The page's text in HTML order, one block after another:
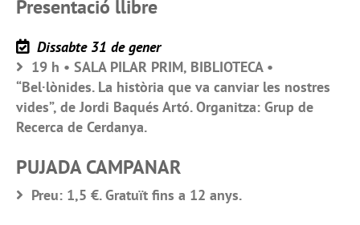
Presentació llibre
Dissabte 31 de gener
19 h • SALA PILAR PRIM, BIBLIOTECA •
“Bel·lònides. La història que va canviar les nostres
vides”, de Jordi Baqués Artó. Organitza: Grup de
Recerca de Cerdanya.
PUJADA CAMPANAR
Preu: 1,5 €. Gratuït fins a 12 anys.